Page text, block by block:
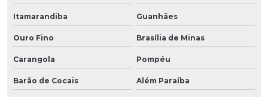
Itamarandiba Guanhães
Ouro Fino Brasília de Minas
Carangola Pompéu
Barão de Cocais Além Paraíba